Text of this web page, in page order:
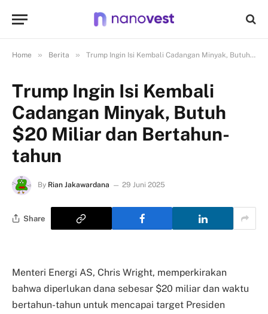
Home » Berita » Trump Ingin Isi Kembali Cadangan Minyak, Butuh $20 Miliar dan Bertahun-tahun
Trump Ingin Isi Kembali
Cadangan Minyak, Butuh
$20 Miliar dan Bertahun-
tahun
By Rian Jakawardana 29 Juni 2025
Share
Menteri Energi AS, Chris Wright, memperkirakan
bahwa diperlukan dana sebesar $20 miliar dan waktu
bertahun-tahun untuk mencapai target Presiden